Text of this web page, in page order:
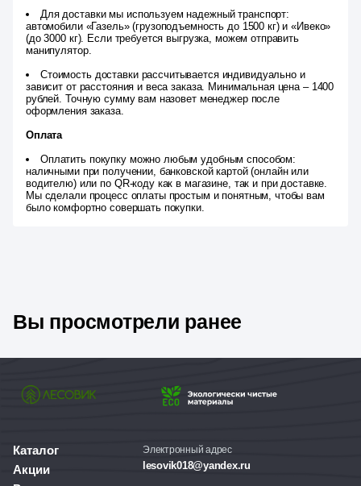
Для доставки мы используем надежный транспорт:
автомобили «Газель» (грузоподъемность до 1500 кг) и «Ивеко»
(до 3000 кг). Если требуется выгрузка, можем отправить
манипулятор.
Стоимость доставки рассчитывается индивидуально и
зависит от расстояния и веса заказа. Минимальная цена – 1400
рублей. Точную сумму вам назовет менеджер после
оформления заказа.
Оплата
Оплатить покупку можно любым удобным способом:
наличными при получении, банковской картой (онлайн или
водителю) или по QR-коду как в магазине, так и при доставке.
Мы сделали процесс оплаты простым и понятным, чтобы вам
было комфортно совершать покупки.
Вы просмотрели ранее
Каталог
Акции
Электронный адрес
lesovik018@yandex.ru